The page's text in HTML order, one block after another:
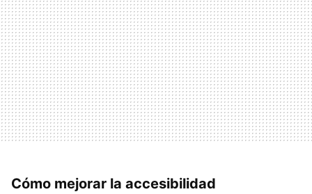
Cómo mejorar la accesibilidad